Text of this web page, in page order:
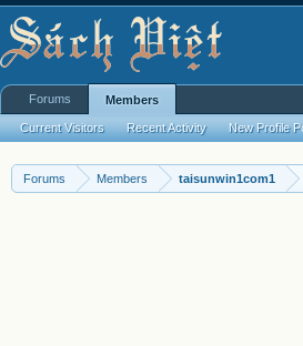
Forums Members taisunwin1com1
Forums Members
Current Visitors Recent Activity New Profile